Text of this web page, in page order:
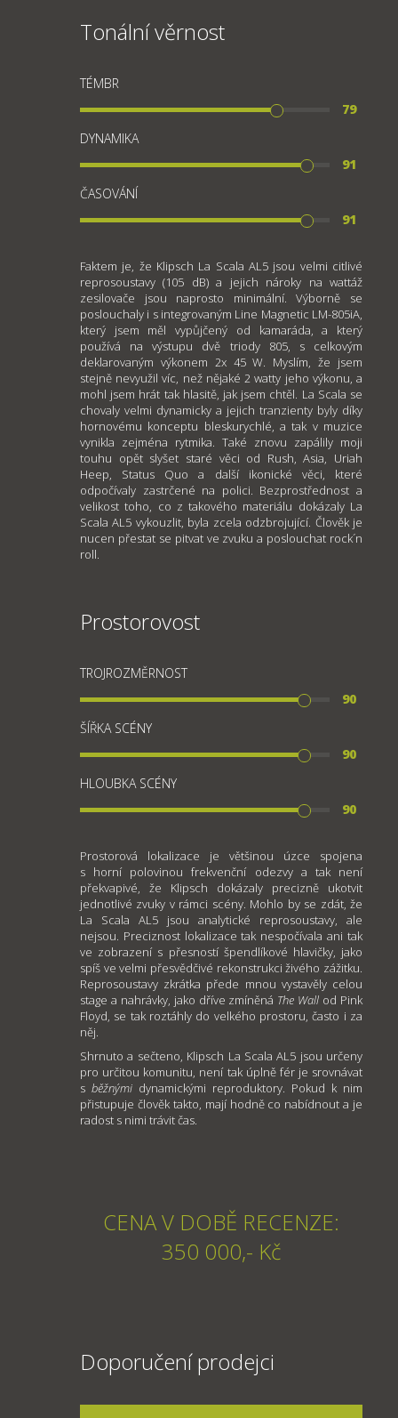
Tonální věrnost
TÉMBR
79
DYNAMIKA
91
ČASOVÁNÍ
91
Faktem je, že Klipsch La Scala AL5 jsou velmi citlivé
reprosoustavy (105 dB) a jejich nároky na wattáž
zesilovače jsou naprosto minimální. Výborně se
poslouchaly i s integrovaným Line Magnetic LM-805iA,
který jsem měl vypůjčený od kamaráda, a který
používá na výstupu dvě triody 805, s celkovým
deklarovaným výkonem 2x 45 W. Myslím, že jsem
stejně nevyužil víc, než nějaké 2 watty jeho výkonu, a
mohl jsem hrát tak hlasitě, jak jsem chtěl. La Scala se
chovaly velmi dynamicky a jejich tranzienty byly díky
hornovému konceptu bleskurychlé, a tak v muzice
vynikla zejména rytmika. Také znovu zapálily moji
touhu opět slyšet staré věci od Rush, Asia, Uriah
Heep, Status Quo a další ikonické věci, které
odpočívaly zastrčené na polici. Bezprostřednost a
velikost toho, co z takového materiálu dokázaly La
Scala AL5 vykouzlit, byla zcela odzbrojující. Člověk je
nucen přestat se pitvat ve zvuku a poslouchat rock´n
roll.
Prostorovost
TROJROZMĚRNOST
90
ŠÍŘKA SCÉNY
90
HLOUBKA SCÉNY
90
Prostorová lokalizace je většinou úzce spojena
s horní polovinou frekvenční odezvy a tak není
překvapivé, že Klipsch dokázaly precizně ukotvit
jednotlivé zvuky v rámci scény. Mohlo by se zdát, že
La Scala AL5 jsou analytické reprosoustavy, ale
nejsou. Preciznost lokalizace tak nespočívala ani tak
ve zobrazení s přesností špendlíkové hlavičky, jako
spíš ve velmi přesvědčivé rekonstrukci živého zážitku.
Reprosoustavy zkrátka přede mnou vystavěly celou
stage a nahrávky, jako dříve zmíněná The Wall od Pink
Floyd, se tak roztáhly do velkého prostoru, často i za
něj.
Shrnuto a sečteno, Klipsch La Scala AL5 jsou určeny
pro určitou komunitu, není tak úplně fér je srovnávat
s běžnými dynamickými reproduktory. Pokud k nim
přistupuje člověk takto, mají hodně co nabídnout a je
radost s nimi trávit čas.
CENA V DOBĚ RECENZE:
350 000,- Kč
Doporučení prodejci